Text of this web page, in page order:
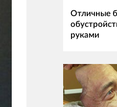
Отличные
руками